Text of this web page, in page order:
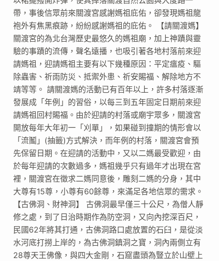
帶，事後信眾前來關渡宮感謝媽祖庇佑，卻發現媽祖龍
袍外有焦黑痕跡，紛紛感謝媽祖的庇佑。 【請關渡媽】
關渡宮的為北台灣歷史最悠久的媽祖廟，加上神蹟與靈
驗的事蹟的流傳，聲名遠播，也吸引著各地村落前來迎
請媽祖，迎請媽祖主要有以下幾種原因：平定瘟疫、驅
除蟲害、祈雨防災、抵禦外患、祈安賜福、解除地方不
靖等等。 請關渡媽的活動已有百年以上，許多村落逐漸
發展成「年例」的習俗，以每三到五年固定日期前來迎
請媽祖回村賜福。由於迎請的村落或廟宇眾多，關渡宮
開放每年大年初一「刈單」，如果碰到撞期的情形會以
「流鬮」(抽籤)方式解決，而年例的村落，關渡宮會預
先保留日期。在迎請的活動中，又以二媽最受歡迎，由
於每年迎請的次數過多，媽祖幾乎只有過年才出現在宮
裡，關渡宮在徵求二媽同意後，雕刻二媽的分身，其中
大尊有15尊，小尊有60餘尊，來滿足各地信眾的需求。
【古佛洞、財神洞】 古佛洞最早僅三十公尺，為僧人靜
修之處，到了日治時期作為防空洞，又向內挖深百尺，
民國62年將其打通，古佛洞路口處放置的石臼，是從淡
水河底打撈上岸的，為古佛洞鎮洞之寶，洞內兩側立有
28尊天王佛像，與四大金剛，石窟盡頭為豎立於山壁上